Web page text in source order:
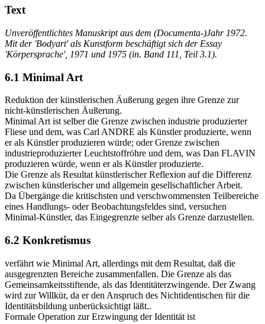
Text
Unveröffentlichtes Manuskript aus dem (Documenta-)Jahr 1972.
Mit der 'Bodyart' als Kunstform beschäftigt sich der Essay
'Körpersprache', 1971 und 1975 (in. Band 111, Teil 3.1).
6.1 Minimal Art
Reduktion der künstlerischen Äußerung gegen ihre Grenze zur
nicht-künstlerischen Äußerung.
Minimal Art ist selber die Grenze zwischen industrie produzierter
Fliese und dem, was Carl ANDRE als Künstler produzierte, wenn
er als Künstler produzieren würde; oder Grenze zwischen
industrieproduzierter Leuchtstoffröhre und dem, was Dan FLAVIN
produzieren würde, wenn er als Künstler produzierte.
Die Grenze als Resultat künstlerischer Reflexion auf die Differenz
zwischen künstlerischer und allgemein gesellschaftlicher Arbeit.
Da Übergänge die kritischsten und verschwommensten Teilbereiche
eines Handlungs- oder Beobachtungsfeldes sind, versuchen
Minimal-Künstler, das Eingegrenzte selber als Grenze darzustellen.
6.2 Konkretismus
verfährt wie Minimal Art, allerdings mit dem Resultat, daß die
ausgegrenzten Bereiche zusammenfallen. Die Grenze als das
Gemeinsamkeitsstiftende, als das Identitäterzwingende. Der Zwang
wird zur Willkür, da er den Anspruch des Nichtidentischen für die
Identitätsbildung unberücksichtigt läßt..
Formale Operation zur Erzwingung der Identität ist